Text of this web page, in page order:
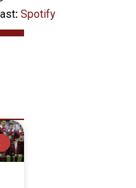
: Spotify